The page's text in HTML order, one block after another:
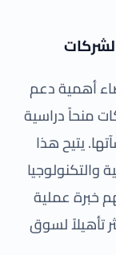
أهمية دعم
منحاً دراسية
يتيح هذا
والتكنولوجيا
خبرة عملية
تأهيلاً لسوق